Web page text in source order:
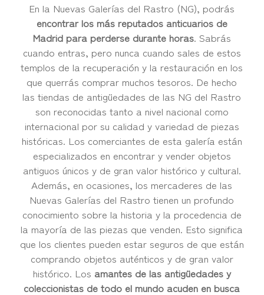
En la Nuevas Galerías del Rastro (NG), podrás
encontrar los más reputados anticuarios de
Madrid para perderse durante horas. Sabrás
cuando entras, pero nunca cuando sales de estos
templos de la recuperación y la restauración en los
que querrás comprar muchos tesoros. De hecho
las tiendas de antigüedades de las NG del Rastro
son reconocidas tanto a nivel nacional como
internacional por su calidad y variedad de piezas
históricas. Los comerciantes de esta galería están
especializados en encontrar y vender objetos
antiguos únicos y de gran valor histórico y cultural.
Además, en ocasiones, los mercaderes de las
Nuevas Galerías del Rastro tienen un profundo
conocimiento sobre la historia y la procedencia de
la mayoría de las piezas que venden. Esto significa
que los clientes pueden estar seguros de que están
comprando objetos auténticos y de gran valor
histórico. Los amantes de las antigüedades y
coleccionistas de todo el mundo acuden en busca